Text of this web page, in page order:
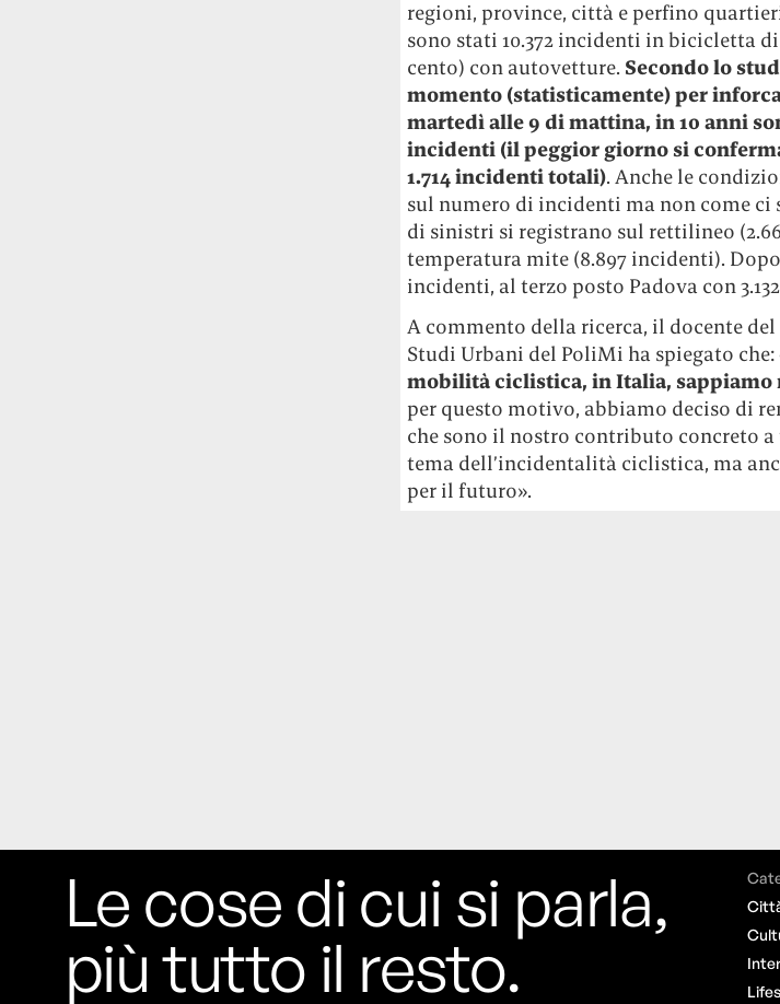
MAFIA, registrato tutto a Città del
Messico e intitolato (didascalicamente
regioni, province, città e perfino
sono stati 10.372 incidenti in bicicletta
cento) con autovetture. Secondo lo
momento (statisticamente) per
martedì alle 9 di mattina, in 10 anni
incidenti (il peggior giorno si
1.714 incidenti totali). Anche le
sul numero di incidenti ma non come ci
di sinistri si registrano sul rettilineo
temperatura mite (8.897 incidenti). Dopo
incidenti, al terzo posto Padova con
A commento della ricerca, il docente
Studi Urbani del PoliMi ha spiegato che:
mobilità ciclistica, in Italia, sappiamo
per questo motivo, abbiamo deciso di
che sono il nostro contributo concreto
tema dell’incidentalità ciclistica, ma
per il futuro».
Le cose di cui si parla,
più tutto il resto.